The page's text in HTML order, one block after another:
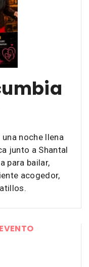
noche llena
junto a Shantal
para bailar,
acogedor,